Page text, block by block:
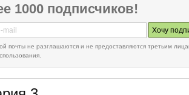
1000 подписчиков!
почты не разглашаются и не предоставляются третьим